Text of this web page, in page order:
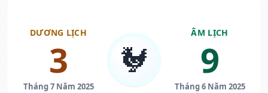
DƯƠNG LỊCH
3
Tháng 7 Năm 2025
🐓
ÂM LỊCH
9
Tháng 6 Năm 2025